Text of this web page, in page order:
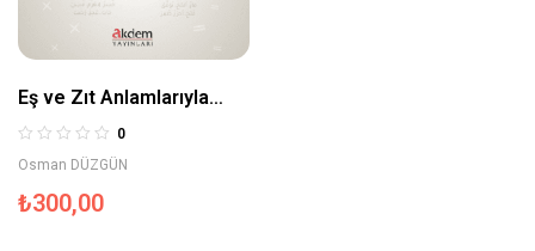
Eş ve Zıt Anlamlarıyla
Arapçada Yaygın Fiiller
0
Osman DÜZGÜN
₺300,00